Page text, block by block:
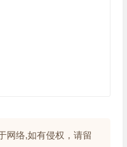
网络,如有侵权，请留